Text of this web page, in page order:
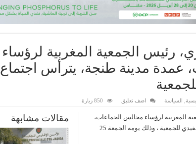
رئيس الجمعية المغربية لرؤساء
عمدة مدينة طنجة، يترأس اجتماع
السياسة اضف تعليق 850 زيارة
مقالات مشابهة
المغربية لرؤساء مجالس الجماعات،
عمدة مدينة طنجة، اجتماع المكتب التنفيدي للجمعية ، وذلك يومه الجمعة 25